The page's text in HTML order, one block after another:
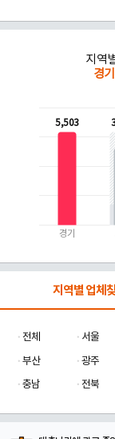
지역
경기
5,503
경기
지역별 업체
전체 서울
부산
광주
충남
전북